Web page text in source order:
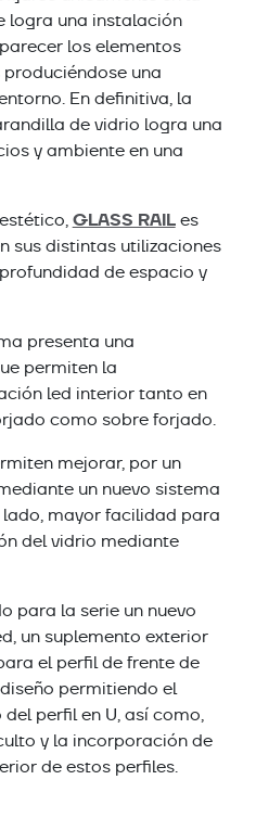
logra una instalación
los elementos
una
En definitiva, la
de vidrio logra una
y ambiente en una
GLASS RAILes
sus distintas utilizaciones
de espacio y
presenta una
permiten la
led interior tanto en
como sobre forjado.
mejorar, por un
un nuevo sistema
mayor facilidad para
del vidrio mediante
para la serie un nuevo
un suplemento exterior
el perfil de frente de
permitiendo el
perfil en U, así como,
y la incorporación de
de estos perfiles.